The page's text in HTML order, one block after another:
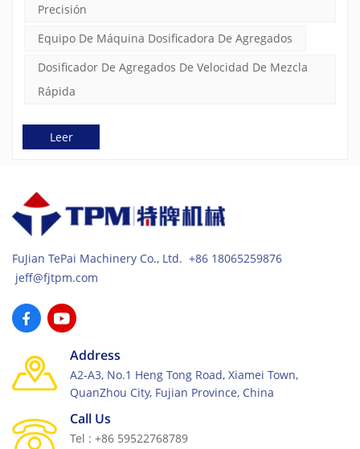
agarre y empujadores horizontales.
Precisión
Equipo De Máquina Dosificadora De Agregados
Dosificador De Agregados De Velocidad De Mezcla
Rápida
Leer
FuJian TePai Machinery Co., Ltd. +86 18065259876
jeff@fjtpm.com
Address
A2-A3, No.1 Heng Tong Road, Xiamei Town,
QuanZhou City, Fujian Province, China
Call Us
Tel : +86 59522768789